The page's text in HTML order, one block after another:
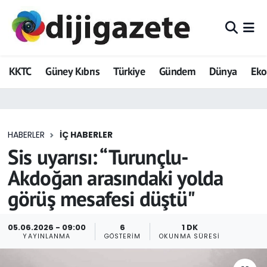
KKTC Güney Kıbrıs Türkiye Gündem Dünya
HABERLER İÇ HABERLER
Sis uyarısı: “Turunçlu-
Akdoğan arasındaki yolda
görüş mesafesi düştü"
05.06.2026 - 09:00
YAYINLANMA
6
GÖSTERIM
1 DK
OKUNMA SÜRESI
ADVERTORIAL
Dijigazete
Eğitim
Ekonomi
Foto Galeri
GEZİ
Hava Durumu
Trafik Durumu
Tüm Manşetler
Son Dakika Haberleri
Haber Arşivi